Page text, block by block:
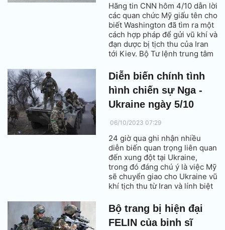
Hãng tin CNN hôm 4/10 dẫn lời
các quan chức Mỹ giấu tên cho
biết Washington đã tìm ra một
cách hợp pháp để gửi vũ khí và
đạn dược bị tịch thu của Iran
tới Kiev. Bộ Tư lệnh trung tâm
chuyển một triệu viên đạn cho
Ukraine vào đầu tuần này.
Diễn biến chính tình
hình chiến sự Nga -
Ukraine ngày 5/10
06/10/2023 07:29
24 giờ qua ghi nhận nhiều
diễn biến quan trọng liên quan
đến xung đột tại Ukraine,
trong đó đáng chú ý là việc Mỹ
sẽ chuyển giao cho Ukraine vũ
khí tịch thu từ Iran và lính biệt
Bộ trang bị hiện đại
FELIN của binh sĩ